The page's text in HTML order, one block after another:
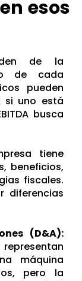
esos
de la
de cada
pueden
si uno está
busca
tiene
beneficios,
fiscales.
diferencias
(D&A):
máquina
pero la